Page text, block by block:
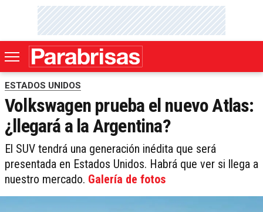
ESTADOS UNIDOS
Volkswagen prueba el nuevo Atlas:
¿llegará a la Argentina?
El SUV tendrá una generación inédita que será
presentada en Estados Unidos. Habrá que ver si llega a
nuestro mercado. Galería de fotos